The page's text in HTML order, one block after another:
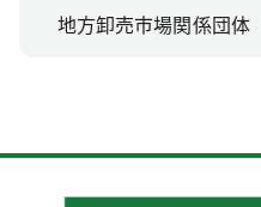
地方卸売市場関係団体